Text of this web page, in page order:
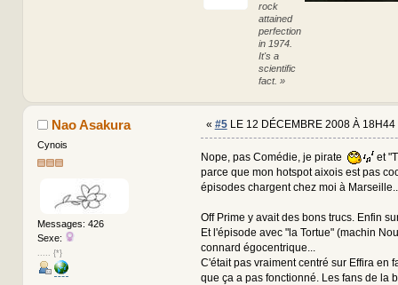
rock
attained
perfection
in 1974.
It's a
scientific
fact. »
Nao Asakura
Cynois
Messages: 426
Sexe:
..... {*}
« #5LE 12 DÉCEMBRE 2008 À 18H44
Nope, pas Comédie, je pirate
et
parce que mon hotspot aixois est pas
épisodes chargent chez moi à
Off Prime y avait des bons trucs. Enfin
Et l'épisode avec "la Tortue" (machin
connard égocentrique...
C'était pas vraiment centré sur Effira en
que ça a pas fonctionné. Les fans de la